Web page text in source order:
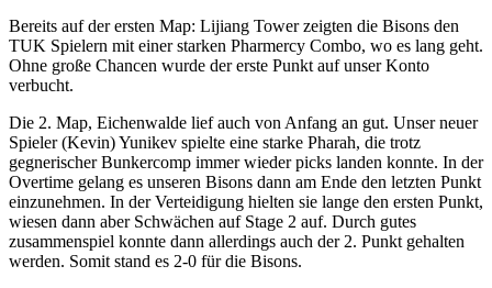
Bereits auf der ersten Map: Lijiang Tower zeigten die Bisons den
TUK Spielern mit einer starken Pharmercy Combo, wo es lang geht.
Ohne große Chancen wurde der erste Punkt auf unser Konto
verbucht.
Die 2. Map, Eichenwalde lief auch von Anfang an gut. Unser neuer
Spieler (Kevin) Yunikev spielte eine starke Pharah, die trotz
gegnerischer Bunkercomp immer wieder picks landen konnte. In der
Overtime gelang es unseren Bisons dann am Ende den letzten Punkt
einzunehmen. In der Verteidigung hielten sie lange den ersten Punkt,
wiesen dann aber Schwächen auf Stage 2 auf. Durch gutes
zusammenspiel konnte dann allerdings auch der 2. Punkt gehalten
werden. Somit stand es 2-0 für die Bisons.